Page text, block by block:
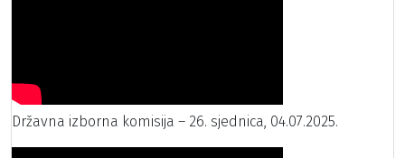
Državna izborna komisija – 26. sjednica, 04.07.2025.